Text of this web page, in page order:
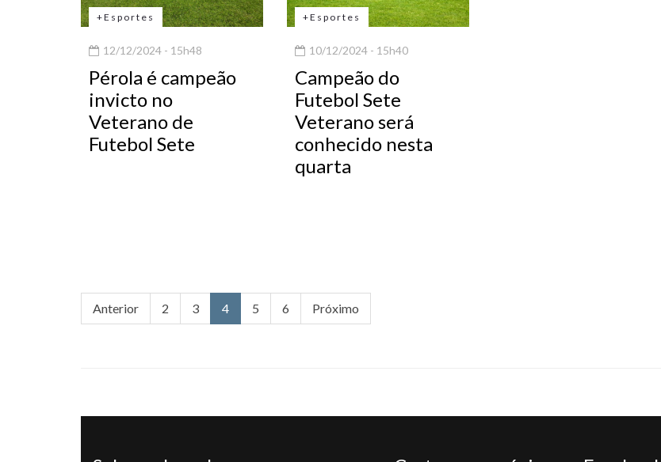
+Esportes
12/12/2024 - 15h48
Pérola é campeão
invicto no
Veterano de
Futebol Sete
+Esportes
10/12/2024 - 15h40
Campeão do
Futebol Sete
Veterano será
conhecido nesta
quarta
Anterior 2 3 4 5 6 Próximo